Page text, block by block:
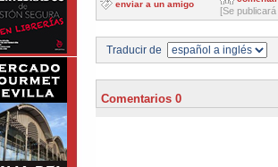
enviar a un amigo
[Se
Traducir de
Comentarios 0